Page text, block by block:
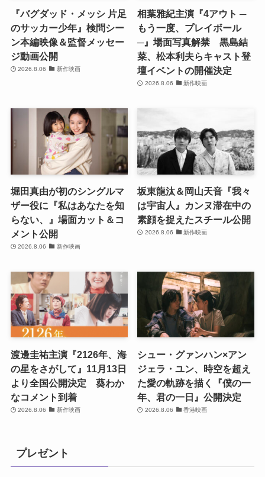
『バグダッド・メッシ 片足
のサッカー少年』検問シー
ン本編映像＆監督メッセー
ジ動画公開
2026.8.06 新作映画
相葉雅紀主演『4アウト ─
もう一度、プレイボール
─』場面写真解禁 黒島結
菜、松本利夫らキャスト登
壇イベントの開催決定
2026.8.06 新作映画
堀田真由が初のシングルマ
ザー役に『私はあなたを知
らない、』場面カット＆コ
メント公開
2026.8.06 新作映画
坂東龍汰＆岡山天音『我々
は宇宙人』カンヌ滞在中の
素顔を捉えたスチール公開
2026.8.06 新作映画
渡邊圭祐主演『2126年、海
の星をさがして』11月13日
より全国公開決定 葵わか
なコメント到着
2026.8.06 新作映画
シュー・グァンハン×アン
ジェラ・ユン、時空を超え
た愛の軌跡を描く『僕の一
年、君の一日』公開決定
2026.8.06 香港映画
プレゼント